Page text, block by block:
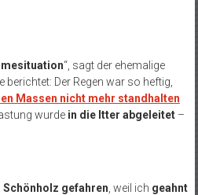
“, sagt der ehemalige
Der Regen war so heftig,
Massen nicht mehr standhalten
wurde in die Itter abgeleitet–
gefahren , weil ich geahnt